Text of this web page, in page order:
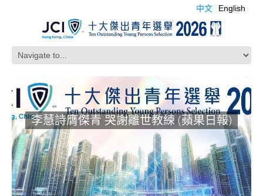
中文 English
李慧詩膺傑青 哭謝離世教練 (蘋果日報)